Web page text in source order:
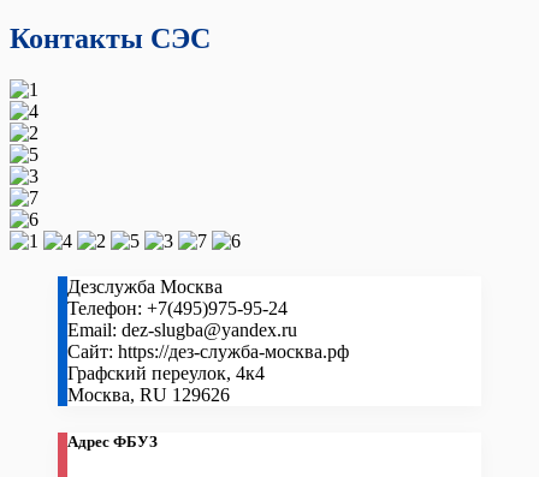
Контакты СЭС
Дезслужба Москва
Телефон: +7(495)975-95-24
Email: dez-slugba@yandex.ru
Сайт: https://дез-служба-москва.рф
Графский переулок, 4к4
Москва, RU 129626
Адрес ФБУЗ